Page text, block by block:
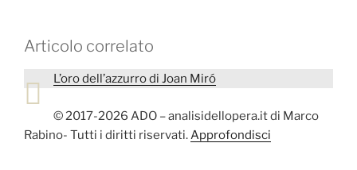
Articolo correlato
L’oro dell’azzurro di Joan Miró
© 2017-2026 ADO – analisidellopera.it di Marco
Rabino- Tutti i diritti riservati.Approfondisci